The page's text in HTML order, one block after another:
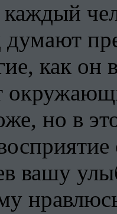
думают
как он
но в
вашу